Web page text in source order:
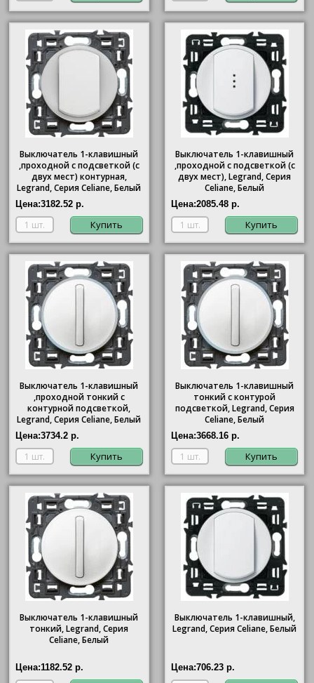
Выключатель 1-клавишный
,проходной с подсветкой (с
двух мест) контурная,
Legrand, Серия Celiane, Белый
Цена:3182.52 р.
Купить
Выключатель 1-клавишный
,проходной с подсветкой (с
двух мест), Legrand, Серия
Celiane, Белый
Цена:2085.48 р.
Купить
Выключатель 1-клавишный
,проходной тонкий с
контурной подсветкой,
Legrand, Серия Celiane, Белый
Цена:3734.2 р.
Купить
Выключатель 1-клавишный
тонкий с контурой
подсветкой, Legrand, Серия
Celiane, Белый
Цена:3668.16 р.
Купить
Выключатель 1-клавишный
тонкий, Legrand, Серия
Celiane, Белый
Цена:1182.52 р.
Выключатель 1-клавишный,
Legrand, Серия Celiane, Белый
Цена:706.23 р.